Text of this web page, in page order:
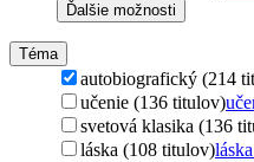
Ďalšie možnosti
Téma
autobiografický (214
učenie (136 titulov)
svetová klasika (136
láska (108 titulov)láska